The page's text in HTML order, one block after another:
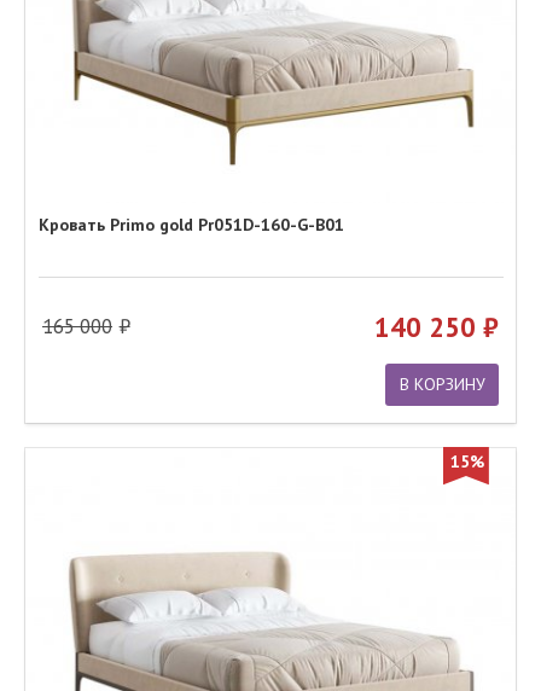
Кровать Primo gold Pr051D-160-G-B01
165 000 140 250
В КОРЗИНУ
15%